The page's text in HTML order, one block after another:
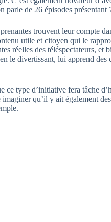
parle de 26 épisodes
trouvent leur compte
utile et citoyen qui le
réelles des téléspectateurs,
le divertissant, lui apprend des
ce type d’initiative fera tâche
imaginer qu’il y ait également